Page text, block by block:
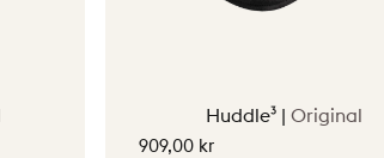
Huddle³ | Original
909,00 kr